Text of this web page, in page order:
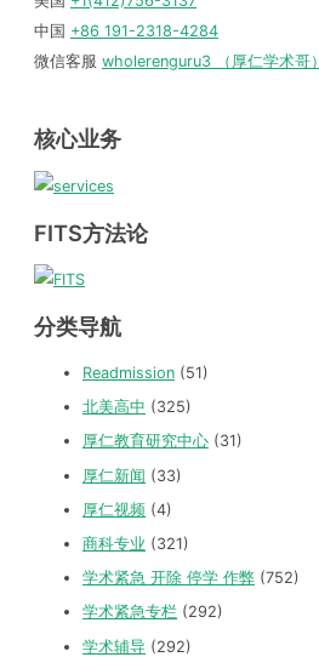
中国 +86 191-2318-4284
微信客服 wholerenguru3 （厚仁学术哥）
核心业务
FITS方法论
分类导航
Readmission (51)
北美高中 (325)
厚仁教育研究中心 (31)
厚仁新闻 (33)
厚仁视频 (4)
商科专业 (321)
学术紧急 开除 停学 作弊 (752)
学术紧急专栏 (292)
学术辅导 (292)